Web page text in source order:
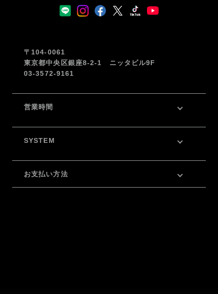
〒104-0061
東京都中央区銀座8-2-1 ニッタビル9F
03-3572-9161
営業時間
SYSTEM
お支払い方法